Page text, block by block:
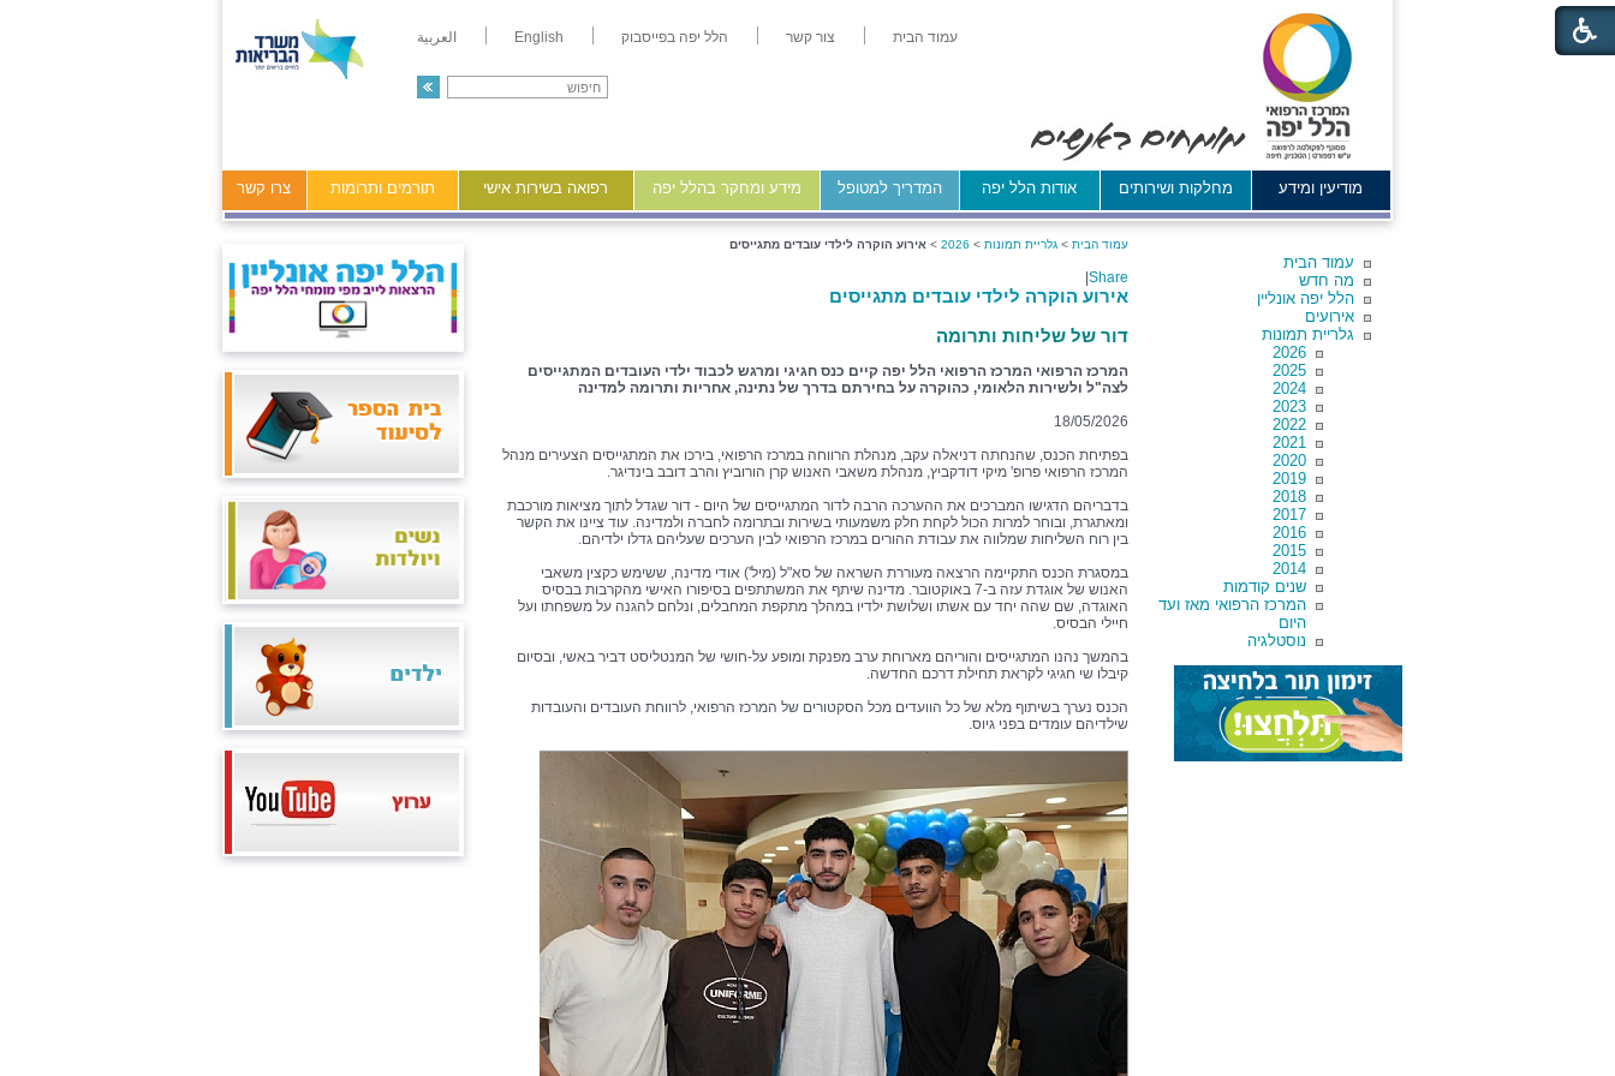
עמוד הבית צור קשר הלל יפה בפייסבוק English العربية
מודיעין ומידע מחלקות ושירותים אודות הלל יפה המדריך למטופל מידע ומחקר בהלל יפה רפואה בשירות אישי תורמים ותרומות צרו קשר
עמוד הבית
מה חדש
הלל יפה אונליין
אירועים
גלריית תמונות
2026
2025
2024
2023
2022
2021
2020
2019
2018
2017
2016
2015
2014
שנים קודמות
המרכז הרפואי מאז ועד
היום
נוסטלגיה
עמוד הבית > גלריית תמונות >
2026
> אירוע הוקרה לילדי עובדים מתגייסים
Share
אירוע הוקרה לילדי עובדים מתגייסים
דור של שליחות ותרומה
המרכז הרפואי המרכז הרפואי הלל יפה קיים כנס חגיגי ומרגש לכבוד ילדי העובדים המתגייסים
לצה"ל ולשירות הלאומי, כהוקרה על בחירתם בדרך של נתינה, אחריות ותרומה למדינה
18/05/2026
בפתיחת הכנס, שהנחתה דניאלה עקב, מנהלת הרווחה במרכז הרפואי, בירכו את המתגייסים הצעירים מנהל
המרכז הרפואי פרופ' מיקי דודקביץ, מנהלת משאבי האנוש קרן הורוביץ והרב דובב בינדיגר.
בדבריהם הדגישו המברכים את ההערכה הרבה לדור המתגייסים של היום - דור שגדל לתוך מציאות מורכבת
ומאתגרת, ובוחר למרות הכול לקחת חלק משמעותי בשירות ובתרומה לחברה ולמדינה. עוד ציינו את הקשר
בין רוח השליחות שמלווה את עבודת ההורים במרכז הרפואי לבין הערכים שעליהם גדלו ילדיהם.
במסגרת הכנס התקיימה הרצאה מעוררת השראה של סא"ל (מיל') אודי מדינה, ששימש כקצין משאבי
האנוש של אוגדת עזה ב-7 באוקטובר. מדינה שיתף את המשתתפים בסיפורו האישי מהקרבות בבסיס
האוגדה, שם שהה יחד עם אשתו ושלושת ילדיו במהלך מתקפת המחבלים, ונלחם להגנה על משפחתו ועל
חיילי הבסיס.
בהמשך נהנו המתגייסים והוריהם מארוחת ערב מפנקת ומופע על-חושי של המנטליסט דביר באשי, ובסיום
קיבלו שי חגיגי לקראת תחילת דרכם החדשה.
הכנס נערך בשיתוף מלא של כל הוועדים מכל הסקטורים של המרכז הרפואי, לרווחת העובדים והעובדות
שילדיהם עומדים בפני גיוס.